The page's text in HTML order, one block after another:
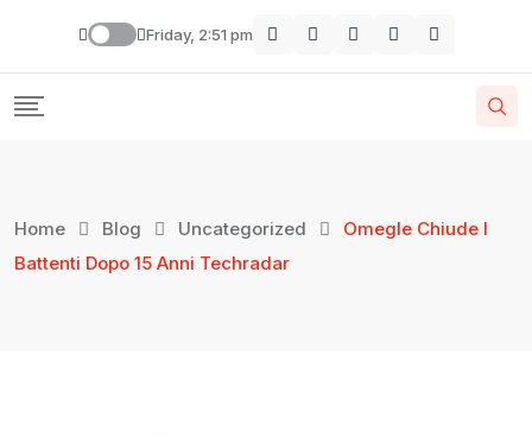
Friday, 2:51 pm
Home Blog Uncategorized
Omegle Chiude I
Battenti Dopo 15 Anni Techradar